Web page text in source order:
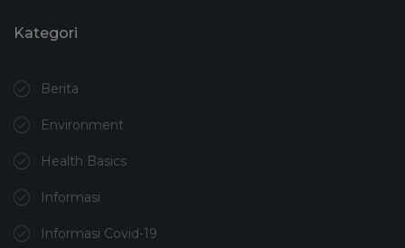
Kategori
Berita
Environment
Health Basics
Informasi
Informasi Covid-19